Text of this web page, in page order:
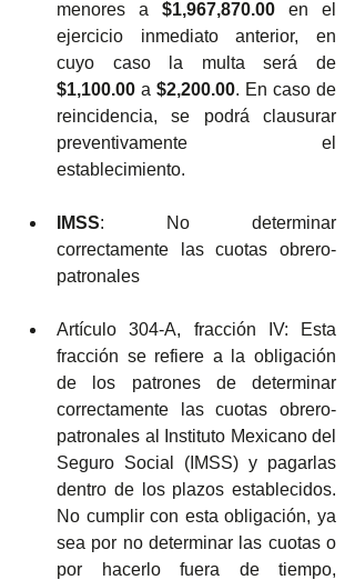
menores a $1,967,870.00 en el
ejercicio inmediato anterior, en
$1,100.00 a $2,200.00. En caso de
reincidencia, se podrá clausurar
preventivamente el
establecimiento.
IMSS: No determinar
correctamente las cuotas obrero-
patronales
Artículo 304-A, fracción IV: Esta
fracción se refiere a la obligación
de los patrones de determinar
correctamente las cuotas obrero-
patronales al Instituto Mexicano del
Seguro Social (IMSS) y pagarlas
dentro de los plazos establecidos.
No cumplir con esta obligación, ya
sea por no determinar las cuotas o
por hacerlo fuera de tiempo,